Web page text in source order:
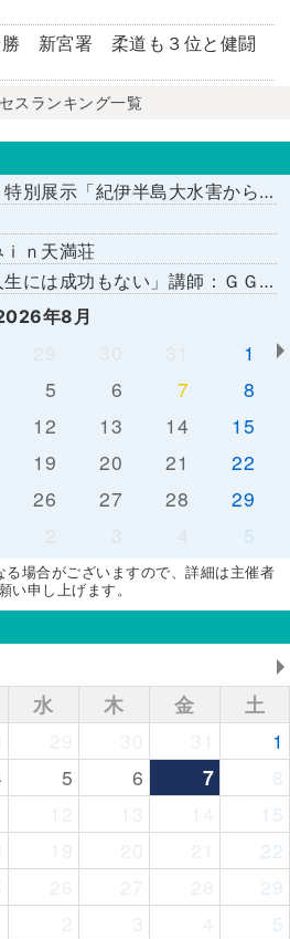
勝 新宮署 柔道も３位と健闘
スランキング一覧
伊半島大水害から１５年－あの日を忘れない－」
ｎ天満荘
は成功もない」講師：ＧＧ佐藤さん
年8月
1
5 6 7
8
12 13 14
15
19 20 21
22
26 27 28
29
5
場合がございますので、詳細は主催者
い申し上げます。
水 木 金
土
1
5 6 7
8
15
22
29
5